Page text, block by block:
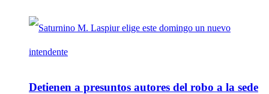
Detienen a presuntos autores del robo a la sede